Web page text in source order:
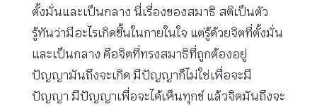
ตั้งมั่นและเป็นกลาง นี่เรื่องของสมาธิ สติเป็นตัว
รู้ทันว่ามีอะไรเกิดขึ้นในกายในใจ แต่รู้ด้วยจิตที่ตั้งมั่น
และเป็นกลาง คือจิตที่ทรงสมาธิที่ถูกต้องอยู่
ปัญญามันถึงจะเกิด มีปัญญาก็ไม่ใช่เพื่อจะมี
ปัญญา มีปัญญาเพื่อจะได้เห็นทุกข์ แล้วจิตมันถึงจะ